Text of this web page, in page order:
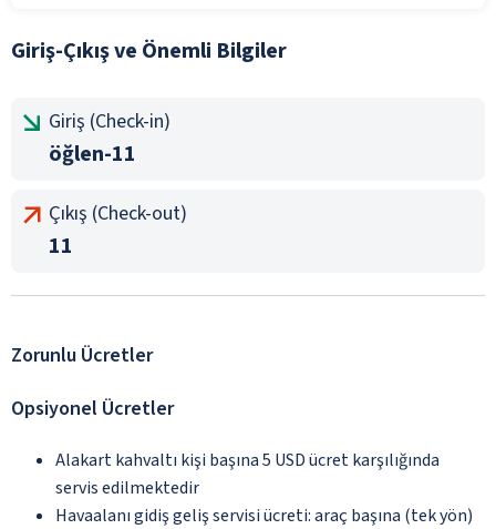
Giriş-Çıkış ve Önemli Bilgiler
Giriş (Check-in)
öğlen-11
Çıkış (Check-out)
11
Zorunlu Ücretler
Opsiyonel Ücretler
Alakart kahvaltı kişi başına 5 USD ücret karşılığında
servis edilmektedir
Havaalanı gidiş geliş servisi ücreti: araç başına (tek yön)